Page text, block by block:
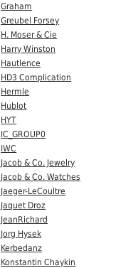
Graham
Greubel Forsey
H. Moser & Cie
Harry Winston
Hautlence
HD3 Complication
Hermle
Hublot
HYT
IC_GROUP0
IWC
Jacob & Co. Jewelry
Jacob & Co. Watches
Jaeger-LeCoultre
Jaquet Droz
JeanRichard
Jorg Hysek
Kerbedanz
Konstantin Chaykin